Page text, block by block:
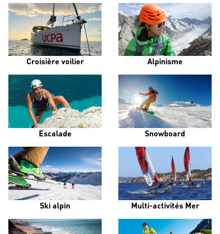
Croisière voilier Alpinisme
Escalade Snowboard
Ski alpin Multi-activités Mer